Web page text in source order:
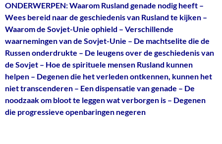
ONDERWERPEN: Waarom Rusland genade nodig heeft –
Wees bereid naar de geschiedenis van Rusland te kijken –
Waarom de Sovjet-Unie ophield – Verschillende
waarnemingen van de Sovjet-Unie – De machtselite die de
Russen onderdrukte – De leugens over de geschiedenis van
de Sovjet – Hoe de spirituele mensen Rusland kunnen
helpen – Degenen die het verleden ontkennen, kunnen het
niet transcenderen – Een dispensatie van genade – De
noodzaak om bloot te leggen wat verborgen is – Degenen
die progressieve openbaringen negeren